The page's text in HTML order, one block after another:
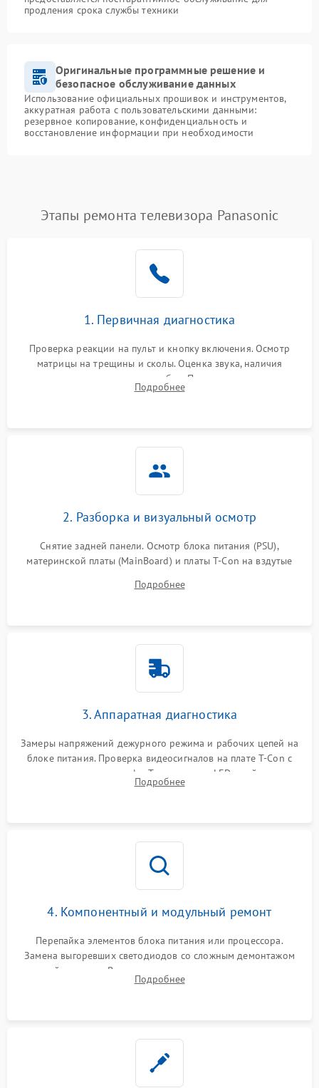
продления срока службы техники
Оригинальные программные решение и
безопасное обслуживание данных
Использование официальных прошивок и инструментов,
аккуратная работа с пользовательскими данными:
резервное копирование, конфиденциальность и
восстановление информации при необходимости
Этапы ремонта телевизора Panasonic
1. Первичная диагностика
Проверка реакции на пульт и кнопку включения. Осмотр
матрицы на трещины и сколы. Оценка звука, наличия
подсветки и индикаторов ошибок. Подключение тестовых
источников сигнала для выявления симптомов поломки.
Подробнее
2. Разборка и визуальный осмотр
Снятие задней панели. Осмотр блока питания (PSU),
материнской платы (MainBoard) и платы T-Con на вздутые
Проверка надежности фиксации и целостности шлейфов.
Подробнее
3. Аппаратная диагностика
Замеры напряжений дежурного режима и рабочих цепей на
блоке питания. Проверка видеосигналов на плате T-Con с
помощью осциллографа. Тестирование LED-драйвера и
светодиодных планок подсветки мультиметром.
Подробнее
4. Компонентный и модульный ремонт
Перепайка элементов блока питания или процессора.
Замена выгоревших светодиодов со сложным демонтажом
хрупкой матрицы. Восстановление поврежденных дорожек,
прошивка микросхем памяти EEPROM
Подробнее